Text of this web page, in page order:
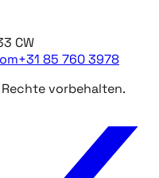
CW
+31 85 760 3978
Rechte vorbehalten.